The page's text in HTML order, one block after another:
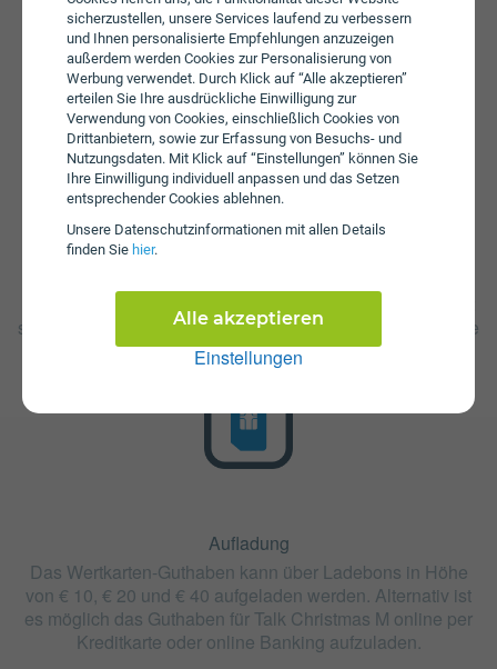
sicherzustellen, unsere Services laufend zu verbessern
und Ihnen personalisierte Empfehlungen anzuzeigen
außerdem werden Cookies zur Personalisierung von
Werbung verwendet. Durch Klick auf “Alle akzeptieren”
erteilen Sie Ihre ausdrückliche Einwilligung zur
Verwendung von Cookies, einschließlich Cookies von
Drittanbietern, sowie zur Erfassung von Besuchs- und
Nutzungsdaten. Mit Klick auf “Einstellungen” können Sie
Ihre Einwilligung individuell anpassen und das Setzen
entsprechender Cookies ablehnen.
Unsere Daten­schutz­informationen mit allen Details
finden Sie hier.
Einstellungen
Alle akzeptieren
sind Zusatzpakete zum Aufstocken von SMS erhältlich.
Bei einem Wertkarten-Tarif wird keine Servicepauschale
erhoben.
Drei zum Preis von € 9,90 erworben werden. Im Starpaket
sind 1000 Minuten, 1000 SMS und 4000 MB enthalten. Die
Gültigkeit der Einheiten beträgt 30 Tage.
Aufladung
Das Wertkarten-Guthaben kann über Ladebons in Höhe
von € 10, € 20 und € 40 aufgeladen werden. Alternativ ist
es möglich das Guthaben für Talk Christmas M online per
Kreditkarte oder online Banking aufzuladen.